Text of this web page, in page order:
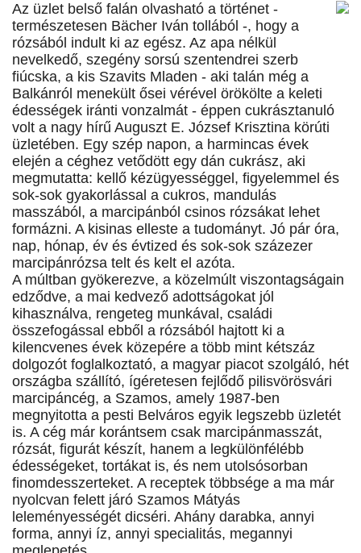
Az üzlet belső falán olvasható a történet -
természetesen Bächer Iván tollából -, hogy a
rózsából indult ki az egész. Az apa nélkül
nevelkedő, szegény sorsú szentendrei szerb
fiúcska, a kis Szavits Mladen - aki talán még a
Balkánról menekült ősei vérével örökölte a keleti
édességek iránti vonzalmát - éppen cukrásztanuló
volt a nagy hírű Auguszt E. József Krisztina körúti
üzletében. Egy szép napon, a harmincas évek
elején a céghez vetődött egy dán cukrász, aki
megmutatta: kellő kézügyességgel, figyelemmel és
sok-sok gyakorlással a cukros, mandulás
masszából, a marcipánból csinos rózsákat lehet
formázni. A kisinas elleste a tudományt. Jó pár óra,
nap, hónap, év és évtized és sok-sok százezer
marcipánrózsa telt és kelt el azóta.
A múltban gyökerezve, a közelmúlt viszontagságain
edződve, a mai kedvező adottságokat jól
kihasználva, rengeteg munkával, családi
összefogással ebből a rózsából hajtott ki a
kilencvenes évek közepére a több mint kétszáz
dolgozót foglalkoztató, a magyar piacot szolgáló, hét
országba szállító, ígéretesen fejlődő pilisvörösvári
marcipáncég, a Szamos, amely 1987-ben
megnyitotta a pesti Belváros egyik legszebb üzletét
is. A cég már korántsem csak marcipánmasszát,
rózsát, figurát készít, hanem a legkülönfélébb
édességeket, tortákat is, és nem utolsósorban
finomdesszerteket. A receptek többsége a ma már
nyolcvan felett járó Szamos Mátyás
leleményességét dicséri. Ahány darabka, annyi
forma, annyi íz, annyi specialitás, megannyi